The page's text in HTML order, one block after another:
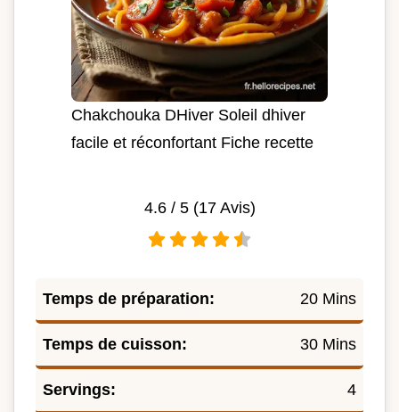
Chakchouka DHiver Soleil dhiver
facile et réconfortant Fiche recette
4.6/ 5 (17Avis)
Temps de préparation: 20 Mins
Temps de cuisson: 30 Mins
Servings: 4